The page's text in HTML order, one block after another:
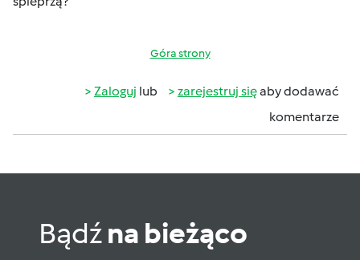
Góra strony
Zaloguj lub zarejestruj sięaby dodawać
komentarze
Bądźna bieżąco